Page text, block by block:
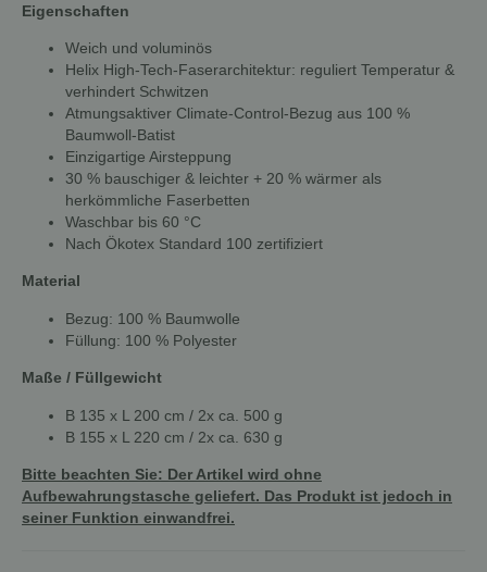
Eigenschaften
Weich und voluminös
Helix High-Tech-Faserarchitektur: reguliert Temperatur &
verhindert Schwitzen
Atmungsaktiver Climate-Control-Bezug aus 100 %
Baumwoll-Batist
Einzigartige Airsteppung
30 % bauschiger & leichter + 20 % wärmer als
herkömmliche Faserbetten
Waschbar bis 60 °C
Nach Ökotex Standard 100 zertifiziert
Material
Bezug: 100 % Baumwolle
Füllung: 100 % Polyester
Maße / Füllgewicht
B 135 x L 200 cm / 2x ca. 500 g
B 155 x L 220 cm / 2x ca. 630 g
Bitte beachten Sie: Der Artikel wird ohne
Aufbewahrungstasche geliefert. Das Produkt ist jedoch in
seiner Funktion einwandfrei.